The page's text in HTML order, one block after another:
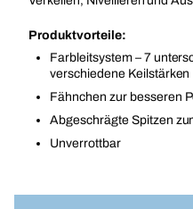
Produktvorteile:
Farbleitsystem – 7
verschiedene Keilstärken
Fähnchen zur besseren
Abgeschrägte Spitzen
Unverrottbar